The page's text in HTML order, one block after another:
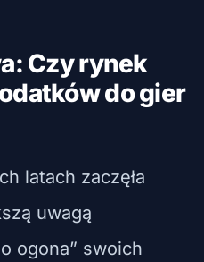
Czy rynek
do gier
latach zaczęła
uwagą
ogona” swoich